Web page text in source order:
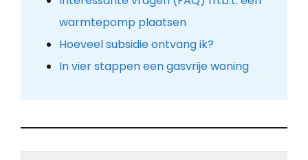
warmtepomp plaatsen
Hoeveel subsidie ontvang ik?
In vier stappen een gasvrije woning